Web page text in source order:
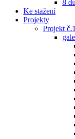
8
Ke stažení
Projekty
Projekt